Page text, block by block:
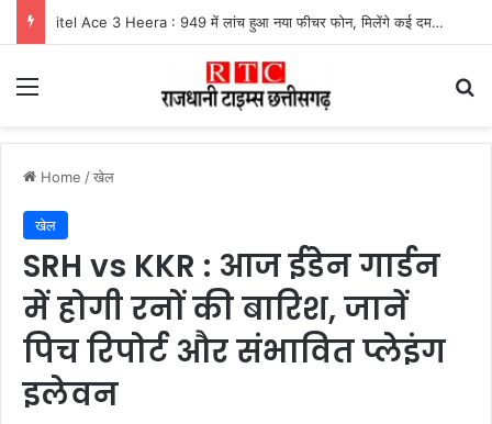
itel Ace 3 Heera : 949 में लांच हुआ नया फीचर फोन, मिलेंगे कई दमदार फीचर्स
Menu
Home /खेल
खेल
SRH vs KKR : आज ईडेन गार्डन
में होगी रनों की बारिश, जानें
पिच रिपोर्ट और संभावित प्लेइंग
इलेवन